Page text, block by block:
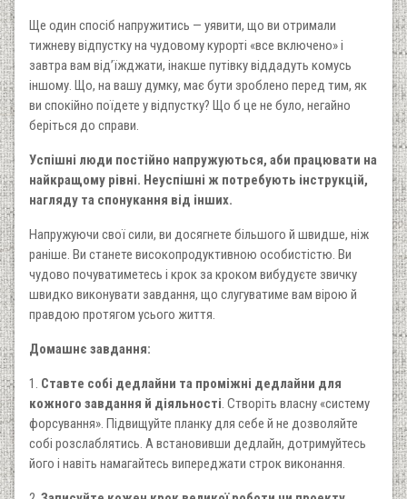
Ще один спосіб напружитись — уявити, що ви отримали
тижневу відпустку на чудовому курорті «все включено» і
завтра вам від’їжджати, інакше путівку віддадуть комусь
іншому. Що, на вашу думку, має бути зроблено перед тим, як
ви спокійно поїдете у відпустку? Що б це не було, негайно
беріться до справи.
Успішні люди постійно напружуються, аби працювати на
найкращому рівні. Неуспішні ж потребують інструкцій,
нагляду та спонукання від інших.
Напружуючи свої сили, ви досягнете більшого й швидше, ніж
раніше. Ви станете високопродуктивною особистістю. Ви
чудово почуватиметесь і крок за кроком вибудуєте звичку
швидко виконувати завдання, що слугуватиме вам вірою й
правдою протягом усього життя.
Домашнє завдання:
1. Ставте собі дедлайни та проміжні дедлайни для
кожного завдання й діяльності. Створіть власну «систему
форсування». Підвищуйте планку для себе й не дозволяйте
собі розслаблятись. А встановивши дедлайн, дотримуйтесь
його і навіть намагайтесь випереджати строк виконання.